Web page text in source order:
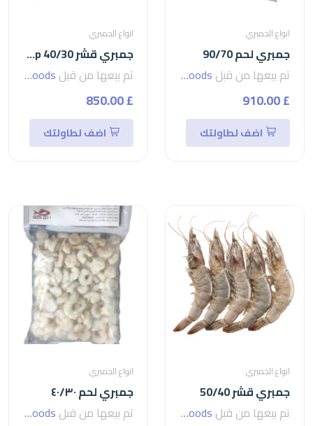
انواع الجمبري
جمبري لحم 90/70
تم بيعها من قبل seven foods
£ 910.00
اضف لطاولتك
انواع الجمبري
جمبري قشر 40/30 shrimp
تم بيعها من قبل seven foods
£ 850.00
اضف لطاولتك
انواع الجمبري
جمبري قشر 50/40
تم بيعها من قبل seven foods
انواع الجمبري
جمبري لحم ٤٠/٣٠
تم بيعها من قبل seven foods